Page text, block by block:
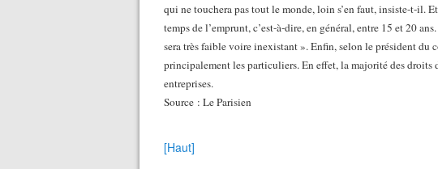
qui ne touchera pas tout le monde, loin s’en faut, insiste-t-il.
temps de l’emprunt, c’est-à-dire, en général, entre 15 et 20
sera très faible voire inexistant ».Enfin, selon le président du
principalement les particuliers. En effet, la majorité des droits
entreprises.
Source : Le Parisien
[Haut]